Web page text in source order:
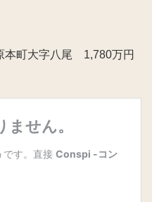
本町大字八尾 1,780万円